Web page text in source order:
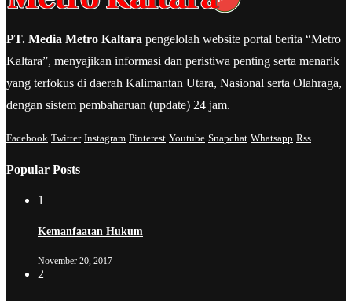
PT. Media Metro Kaltara pengelolah website portal berita “Metro
Kaltara”, menyajikan informasi dan peristiwa penting serta menarik
yang terfokus di daerah Kalimantan Utara, Nasional serta Olahraga,
dengan sistem pembaharuan (update) 24 jam.
Facebook Twitter Instagram Pinterest Youtube Snapchat Whatsapp Rss
Popular Posts
1
Kemanfaatan Hukum
November 20, 2017
2